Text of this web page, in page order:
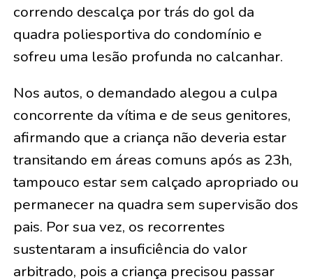
correndo descalça por trás do gol da
quadra poliesportiva do condomínio e
sofreu uma lesão profunda no calcanhar.
Nos autos, o demandado alegou a culpa
concorrente da vítima e de seus genitores,
afirmando que a criança não deveria estar
transitando em áreas comuns após as 23h,
tampouco estar sem calçado apropriado ou
permanecer na quadra sem supervisão dos
pais. Por sua vez, os recorrentes
sustentaram a insuficiência do valor
arbitrado, pois a criança precisou passar